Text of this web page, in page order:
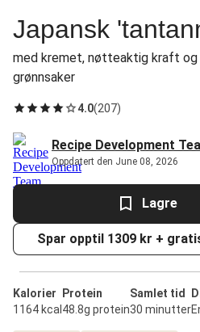
Japansk
med kremet, nøtteaktig kraft
grønnsaker
4.0(207)
Recipe Development
Oppdatert den June 08, 2026
Lagre
Spar opptil 1309 kr +
Kalorier
1164 kcal
Protein
48.8g protein
Samlet tid
30 minutter